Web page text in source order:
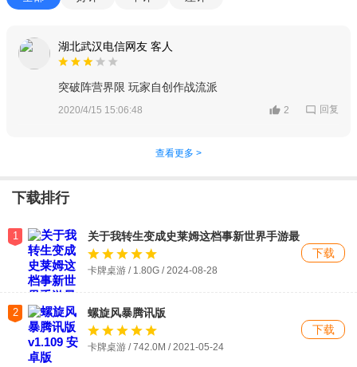
湖北武汉电信网友 客人
突破阵营界限 玩家自创作战流派
2020/4/15 15:06:48 2 回复
查看更多 >
下载排行
1
关于我转生变成史莱姆这档事新世界手游最
新版
卡牌桌游 / 1.80G / 2024-08-28
下载
2 螺旋风暴腾讯版
卡牌桌游 / 742.0M / 2021-05-24
下载